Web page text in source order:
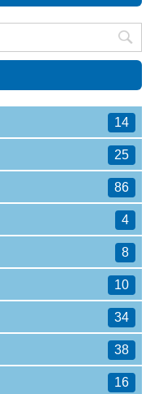
14
25
86
4
8
10
34
38
16